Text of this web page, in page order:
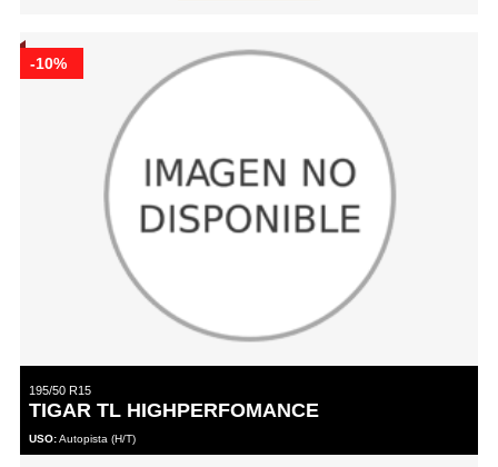
-10%
195/50 R15
TIGAR TL HIGHPERFOMANCE
USO:Autopista (H/T)